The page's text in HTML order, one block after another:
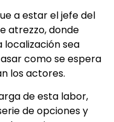
a estar el jefe del
atrezzo, donde
localización sea
como se espera
los actores.
de esta labor,
de opciones y